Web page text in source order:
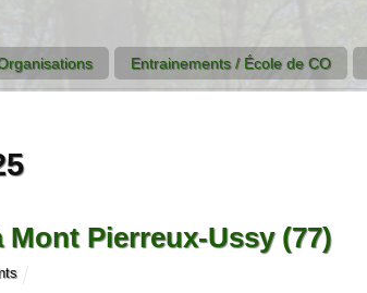
Entrainements / École de CO
Mont Pierreux-Ussy (77)